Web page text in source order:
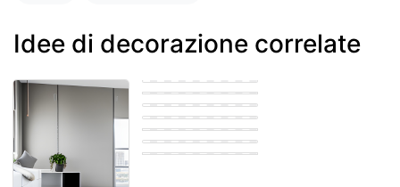
Idee di decorazione correlate
Bohemian Office
Eastern Office
Farmhouse Office
Eastern Office
Eastern Office
Scandinavian
Office